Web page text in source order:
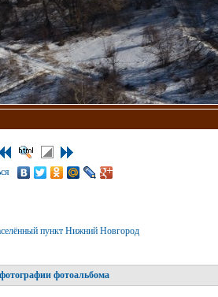
пункт Нижний Новгород
фотоальбома